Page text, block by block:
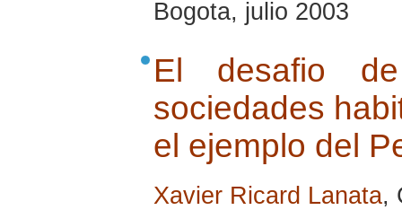
Bogota, julio 2003
El desafio
sociedades
el ejemplo del
Xavier Ricard Lanata,